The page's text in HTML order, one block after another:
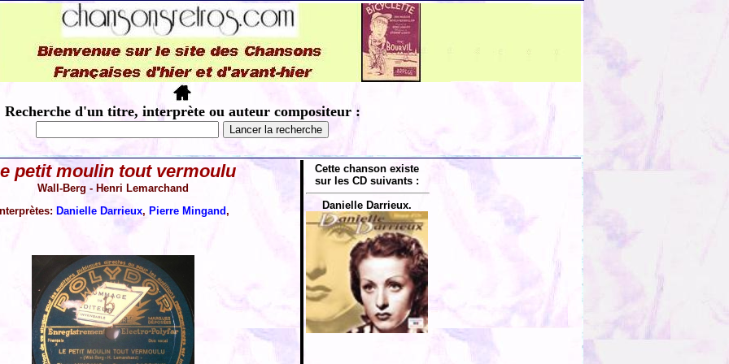
Recherche d'un titre, interprète ou auteur compositeur :
petit moulin tout vermoulu
Wall-Berg - Henri Lemarchand
Danielle Darrieux, Pierre Mingand,
Cette chanson existe
sur les CD suivants :
Danielle Darrieux.